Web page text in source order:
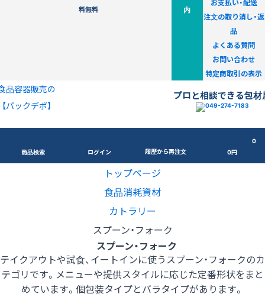
料無料
内
お支払い・配送
注文の取り消し・返
品
よくある質問
お問い合わせ
特定商取引の表示
品容器販売の
【パックデポ】
プロと相談できる包材
商品検索 ログイン 履歴から再注文
0
0円
トップページ
食品消耗資材
カトラリー
スプーン・フォーク
スプーン・フォーク
テイクアウトや試食、イートインに使うスプーン・フォークのカ
テゴリです。メニューや提供スタイルに応じた定番形状をまと
めています。個包装タイプとバラタイプがあります。